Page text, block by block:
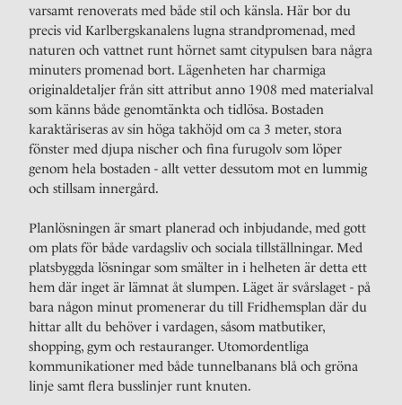
varsamt renoverats med både stil och känsla. Här bor du
precis vid Karlbergskanalens lugna strandpromenad, med
naturen och vattnet runt hörnet samt citypulsen bara några
minuters promenad bort. Lägenheten har charmiga
originaldetaljer från sitt attribut anno 1908 med materialval
som känns både genomtänkta och tidlösa. Bostaden
karaktäriseras av sin höga takhöjd om ca 3 meter, stora
fönster med djupa nischer och fina furugolv som löper
genom hela bostaden - allt vetter dessutom mot en lummig
och stillsam innergård.
Planlösningen är smart planerad och inbjudande, med gott
om plats för både vardagsliv och sociala tillställningar. Med
platsbyggda lösningar som smälter in i helheten är detta ett
hem där inget är lämnat åt slumpen. Läget är svårslaget - på
bara någon minut promenerar du till Fridhemsplan där du
hittar allt du behöver i vardagen, såsom matbutiker,
shopping, gym och restauranger. Utomordentliga
kommunikationer med både tunnelbanans blå och gröna
linje samt flera busslinjer runt knuten.